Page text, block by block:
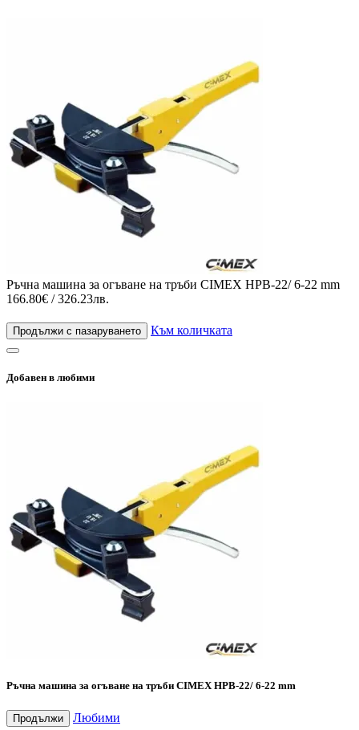
Ръчна машина за огъване на тръби CIMEX HPB-22/ 6-22 mm
166.80€ / 326.23лв.
Продължи с пазаруването Към количката
Добавен в любими
Ръчна машина за огъване на тръби CIMEX HPB-22/ 6-22 mm
Продължи Любими